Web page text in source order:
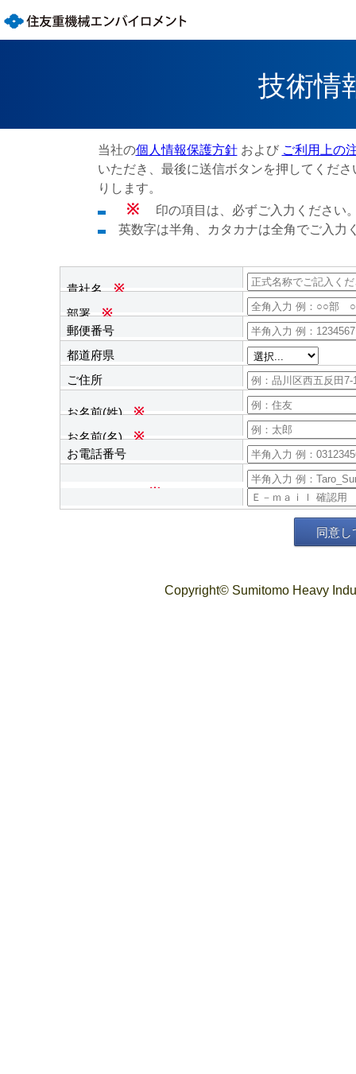
技術情
当社の個人情報保護方針および ご利用上の
いただき、最後に送信ボタンを押してくだ
りします。
※
印の項目は、必ずご入力ください
英数字は半角、カタカナは全角でご入力
貴社名 ※
部署 ※
郵便番号
都道府県
ご住所
お名前(姓) ※
お名前(名) ※
お電話番号
※
同意し
Copyright© Sumitomo Heavy